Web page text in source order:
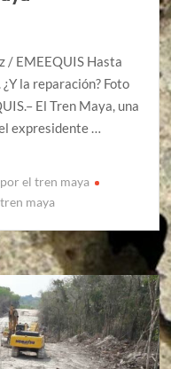
/ EMEEQUIS Hasta
la reparación? Foto
El Tren Maya, una
expresidente …
el tren maya
tren maya